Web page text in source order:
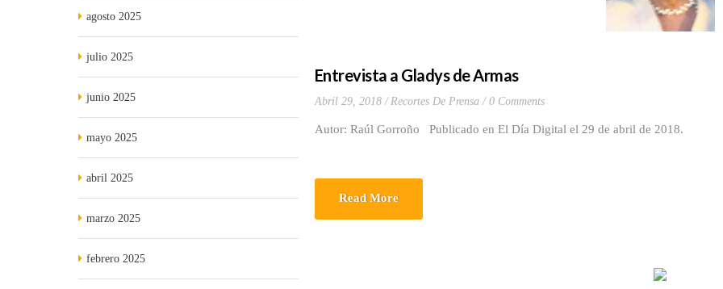
Entrevista a Gladys de Armas
Abril 29, 2018 Recortes De Prensa 0 Comments
Autor: Raúl Gorroño Publicado en El Día Digital el 29 de abril de 2018.
Read More
agosto 2025
julio 2025
junio 2025
mayo 2025
abril 2025
marzo 2025
febrero 2025